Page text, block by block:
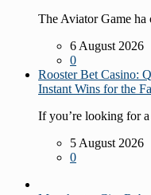
The Aviator Game ha
6 August 2026
0
Rooster Bet Casino:
Instant Wins for the
If you’re looking for
5 August 2026
0